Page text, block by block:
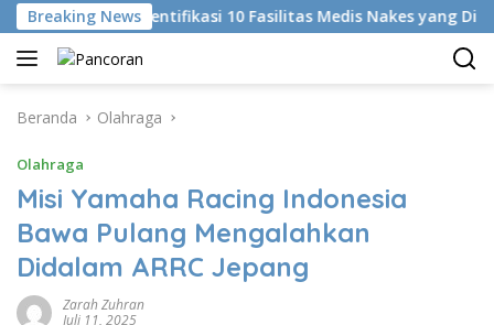
Langsung
ke
konten
Breaking News
KKI Identifikasi 10 Fasilitas Medis Nakes yang Diduga
Beranda Olahraga
Olahraga
Misi Yamaha Racing Indonesia
Bawa Pulang Mengalahkan
Didalam ARRC Jepang
Zarah Zuhran
Juli 11, 2025